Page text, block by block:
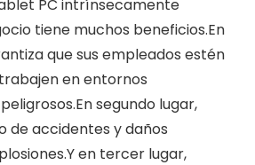
PC intrínsecamente
tiene muchos beneficios.En
que sus empleados estén
en entornos
segundo lugar,
de accidentes y daños
en tercer lugar,